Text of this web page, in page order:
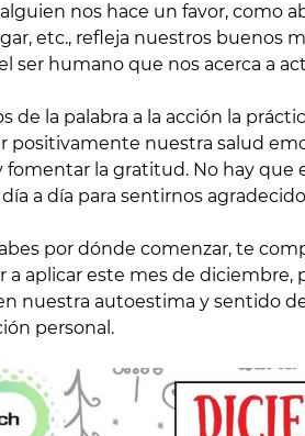
nos hace un favor, como
etc., refleja nuestros buenos
ser humano que nos acerca a
de la palabra a la acción la
positivamente nuestra salud
fomentar la gratitud. No hay que
a día para sentirnos
por dónde comenzar, te
a aplicar este mes de diciembre,
nuestra autoestima y sentido
personal.